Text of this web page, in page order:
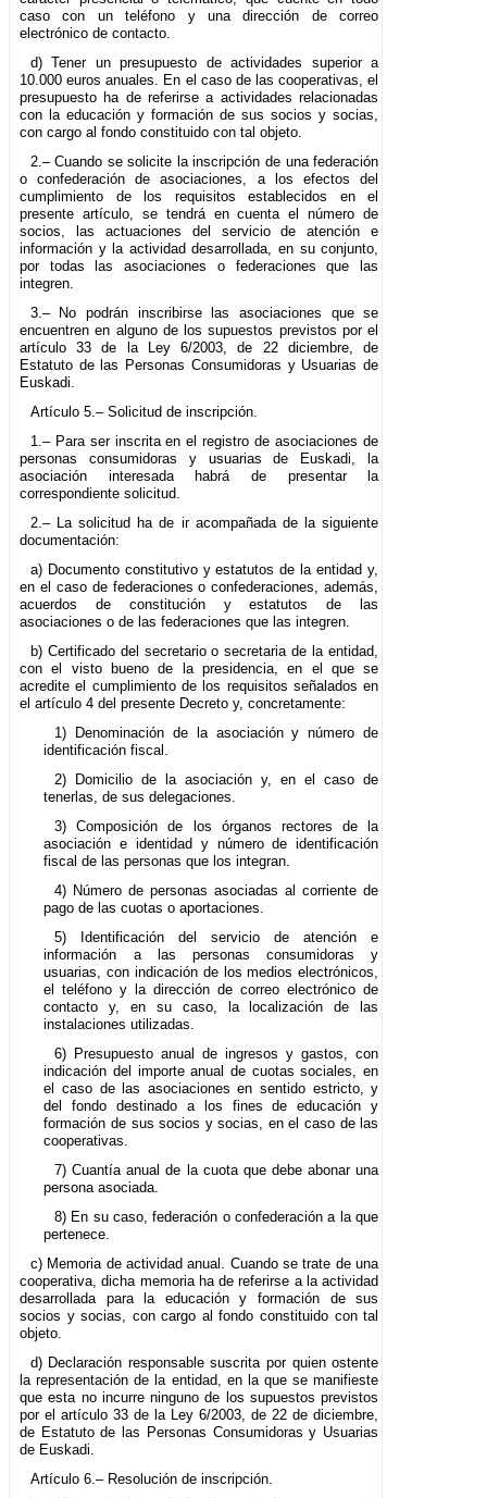
caso con un teléfono y una dirección de correo
electrónico de contacto.
d) Tener un presupuesto de actividades superior a
10.000 euros anuales. En el caso de las cooperativas, el
presupuesto ha de referirse a actividades relacionadas
con la educación y formación de sus socios y socias,
con cargo al fondo constituido con tal objeto.
2.– Cuando se solicite la inscripción de una federación
o confederación de asociaciones, a los efectos del
cumplimiento de los requisitos establecidos en el
presente artículo, se tendrá en cuenta el número de
socios, las actuaciones del servicio de atención e
información y la actividad desarrollada, en su conjunto,
por todas las asociaciones o federaciones que las
integren.
3.– No podrán inscribirse las asociaciones que se
encuentren en alguno de los supuestos previstos por el
artículo 33 de la Ley 6/2003, de 22 diciembre, de
Estatuto de las Personas Consumidoras y Usuarias de
Euskadi.
Artículo 5.– Solicitud de inscripción.
1.– Para ser inscrita en el registro de asociaciones de
personas consumidoras y usuarias de Euskadi, la
asociación interesada habrá de presentar la
correspondiente solicitud.
2.– La solicitud ha de ir acompañada de la siguiente
documentación:
a) Documento constitutivo y estatutos de la entidad y,
en el caso de federaciones o confederaciones, además,
acuerdos de constitución y estatutos de las
asociaciones o de las federaciones que las integren.
b) Certificado del secretario o secretaria de la entidad,
con el visto bueno de la presidencia, en el que se
acredite el cumplimiento de los requisitos señalados en
el artículo 4 del presente Decreto y, concretamente:
1) Denominación de la asociación y número de
identificación fiscal.
2) Domicilio de la asociación y, en el caso de
tenerlas, de sus delegaciones.
3) Composición de los órganos rectores de la
asociación e identidad y número de identificación
fiscal de las personas que los integran.
4) Número de personas asociadas al corriente de
pago de las cuotas o aportaciones.
5) Identificación del servicio de atención e
información a las personas consumidoras y
usuarias, con indicación de los medios electrónicos,
el teléfono y la dirección de correo electrónico de
contacto y, en su caso, la localización de las
instalaciones utilizadas.
6) Presupuesto anual de ingresos y gastos, con
indicación del importe anual de cuotas sociales, en
el caso de las asociaciones en sentido estricto, y
del fondo destinado a los fines de educación y
formación de sus socios y socias, en el caso de las
cooperativas.
7) Cuantía anual de la cuota que debe abonar una
persona asociada.
8) En su caso, federación o confederación a la que
pertenece.
c) Memoria de actividad anual. Cuando se trate de una
cooperativa, dicha memoria ha de referirse a la actividad
desarrollada para la educación y formación de sus
socios y socias, con cargo al fondo constituido con tal
objeto.
d) Declaración responsable suscrita por quien ostente
la representación de la entidad, en la que se manifieste
que esta no incurre ninguno de los supuestos previstos
por el artículo 33 de la Ley 6/2003, de 22 de diciembre,
de Estatuto de las Personas Consumidoras y Usuarias
de Euskadi.
Artículo 6.– Resolución de inscripción.